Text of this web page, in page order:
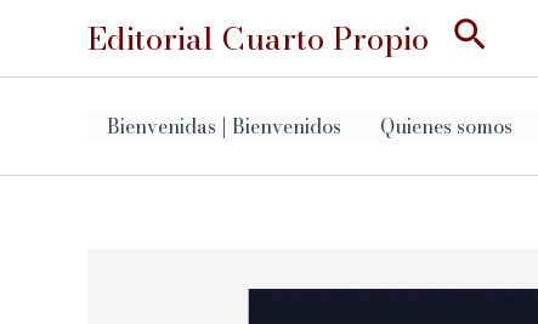
contenido
Editorial Cuarto Propio Buscar
Bienvenidas | Bienvenidos Quienes somos